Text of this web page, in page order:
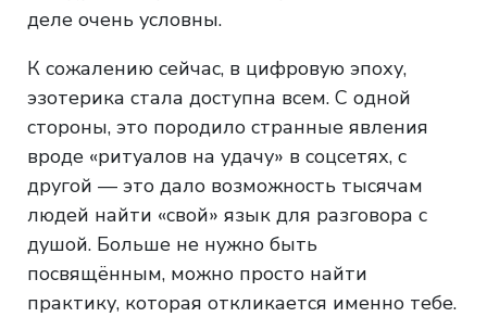
деле очень условны.
К сожалению сейчас, в цифровую эпоху,
эзотерика стала доступна всем. С одной
стороны, это породило странные явления
вроде «ритуалов на удачу» в соцсетях, с
другой — это дало возможность тысячам
людей найти «свой» язык для разговора с
душой. Больше не нужно быть
посвящённым, можно просто найти
практику, которая откликается именно тебе.